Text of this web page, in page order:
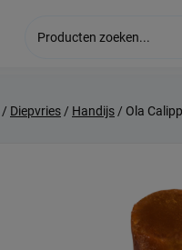
/ Diepvries/ Handijs/ Ola